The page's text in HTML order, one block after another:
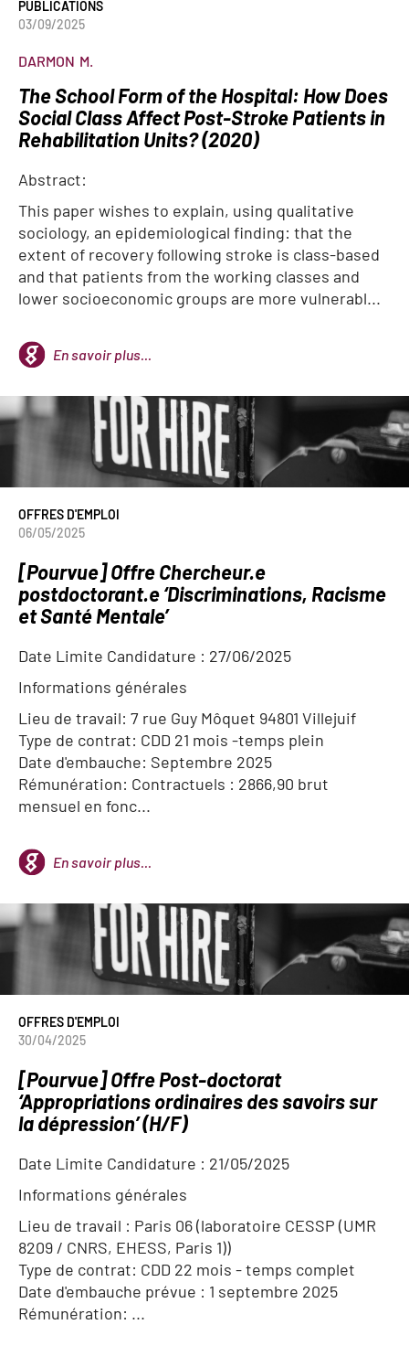
PUBLICATIONS
03/09/2025
DARMON M.
The School Form of the Hospital: How Does
Social Class Affect Post-Stroke Patients in
Rehabilitation Units? (2020)
Abstract:
This paper wishes to explain, using qualitative
sociology, an epidemiological finding: that the
extent of recovery following stroke is class-based
and that patients from the working classes and
lower socioeconomic groups are more vulnerabl...
En savoir plus...
OFFRES D'EMPLOI
06/05/2025
[Pourvue] Offre Chercheur.e
postdoctorant.e ‘Discriminations, Racisme
et Santé Mentale’
Date Limite Candidature : 27/06/2025
Informations générales
Lieu de travail: 7 rue Guy Môquet 94801 Villejuif
Type de contrat: CDD 21 mois -temps plein
Date d'embauche: Septembre 2025
Rémunération: Contractuels : 2866,90 brut
mensuel en fonc...
En savoir plus...
OFFRES D'EMPLOI
30/04/2025
[Pourvue] Offre Post-doctorat
‘Appropriations ordinaires des savoirs sur
la dépression’ (H/F)
Date Limite Candidature : 21/05/2025
Informations générales
Lieu de travail : Paris 06 (laboratoire CESSP (UMR
8209 / CNRS, EHESS, Paris 1))
Type de contrat: CDD 22 mois - temps complet
Date d'embauche prévue : 1 septembre 2025
Rémunération: ...